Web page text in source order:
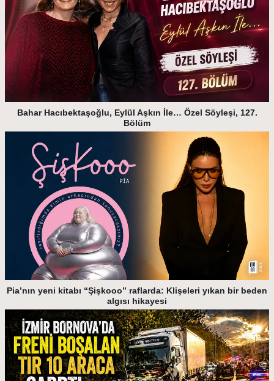
Bahar Hacıbektaşoğlu, Eylül Aşkın İle… Özel Söyleşi, 127.
Bölüm
Pia’nın yeni kitabı “Şişkooo” raflarda: Klişeleri yıkan bir beden
algısı hikayesi